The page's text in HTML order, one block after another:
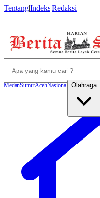
Tentang|Indeks|Redaksi
MedanSumutAcehNasional Olahraga